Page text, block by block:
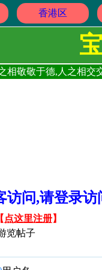
香港区
相敬敬于德,人之相
访问,请登录
【 点这里注册】
览帖子